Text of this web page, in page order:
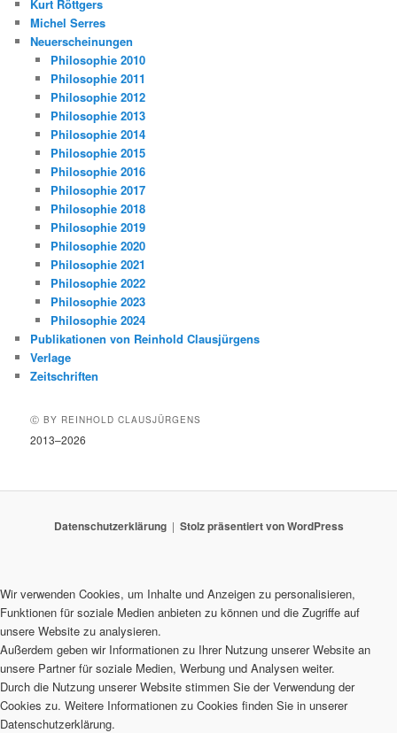
Kurt Röttgers
Michel Serres
Neuerscheinungen
Philosophie 2010
Philosophie 2011
Philosophie 2012
Philosophie 2013
Philosophie 2014
Philosophie 2015
Philosophie 2016
Philosophie 2017
Philosophie 2018
Philosophie 2019
Philosophie 2020
Philosophie 2021
Philosophie 2022
Philosophie 2023
Philosophie 2024
Publikationen von Reinhold Clausjürgens
Verlage
Zeitschriften
Ⓒ BY REINHOLD CLAUSJÜRGENS
2013–2026
Datenschutzerklärung Stolz präsentiert von WordPress
Wir verwenden Cookies, um Inhalte und Anzeigen zu personalisieren,
Funktionen für soziale Medien anbieten zu können und die Zugriffe auf
unsere Website zu analysieren.
Außerdem geben wir Informationen zu Ihrer Nutzung unserer Website an
unsere Partner für soziale Medien, Werbung und Analysen weiter.
Durch die Nutzung unserer Website stimmen Sie der Verwendung der
Cookies zu. Weitere Informationen zu Cookies finden Sie in unserer
Datenschutzerklärung.